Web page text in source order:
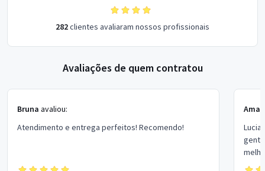
282clientes avaliaram nossos profissionais
Avaliações de quem contratou
Bruna avaliou:
Atendimento e entrega perfeitos! Recomendo!